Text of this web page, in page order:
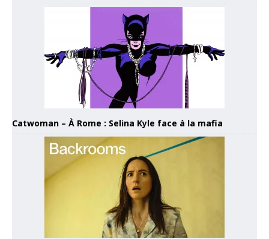
Catwoman – À Rome : Selina Kyle face à la mafia